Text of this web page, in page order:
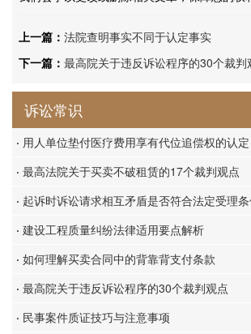
上一篇：法院查明事实不同于认定事实
下一篇：最高院关于违反诉讼程序的30个裁判
诉讼常识
· 用人单位垫付医疗费用享有代位追偿权的认定
· 最高法院关于买卖不破租赁的17个裁判观点
· 起诉时诉讼请求相互矛盾是否符合法定受理条
· 建设工程质量纠纷法律适用要点解析
· 如何理解买卖合同中的背靠背支付条款
· 最高院关于违反诉讼程序的30个裁判观点
· 民事案件质证技巧与注意事项